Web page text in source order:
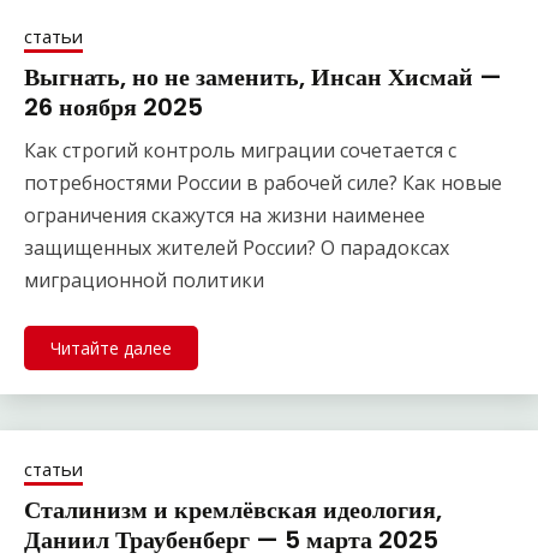
статьи
Выгнать, но не заменить, Инсан Хисмай —
26 ноября 2025
Как строгий контроль миграции сочетается с
потребностями России в рабочей силе? Как новые
ограничения скажутся на жизни наименее
защищенных жителей России? О парадоксах
миграционной политики
Читайте далее
статьи
Сталинизм и кремлёвская идеология,
Даниил Траубенберг — 5 марта 2025